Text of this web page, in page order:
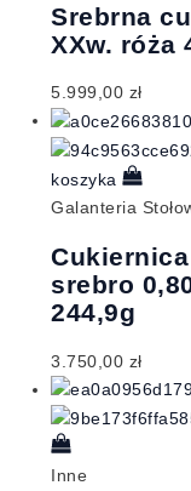
Srebrna
XXw. róża
5.999,00 zł
koszyka
Galanteria
srebro
244,9g
3.750,00 zł
Inne